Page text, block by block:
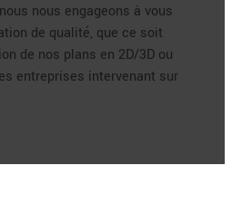
nous engageons à vous
de qualité, que ce soit
de nos plans en 2D/3D ou
entreprises intervenant sur